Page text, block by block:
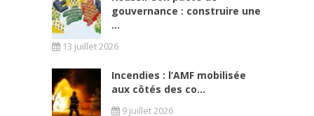
gouvernance : construire une
...
13 juillet 2026
Incendies : l’AMF mobilisée
aux côtés des co...
9 juillet 2026